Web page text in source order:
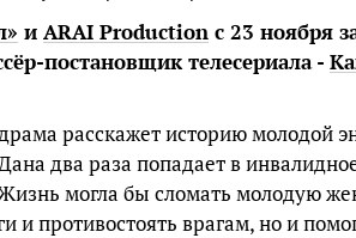
и ARAI Production с 23 ноября
постановщик телесериала -
расскажет историю молодой
два раза попадает в
могла бы сломать молодую
и противостоять врагам, но и